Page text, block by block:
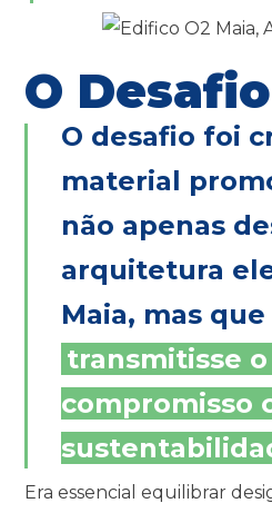
O Desafio
O desafio foi
material
não apenas
arquitetura
Maia, mas
transmitisse o
compromisso
Era essencial equilibrar